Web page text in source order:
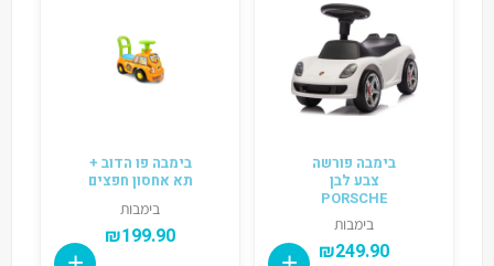
בימבה פורשה
צבע לבן
PORSCHE
בימבות
₪249.90
בימבה פו הדוב +
תא אחסון חפצים
בימבות
₪199.90